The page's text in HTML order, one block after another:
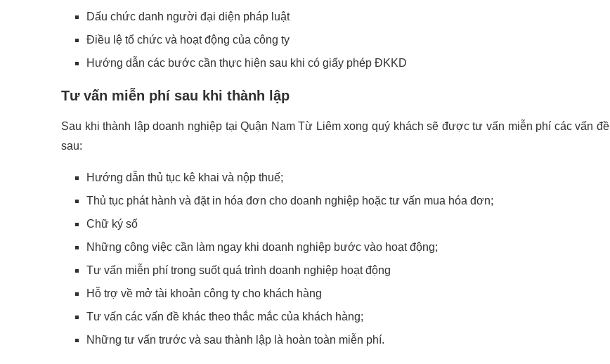
Dấu chức danh người đại diện pháp luật
Điều lệ tổ chức và hoạt động của công ty
Hướng dẫn các bước cần thực hiện sau khi có giấy phép ĐKKD
Tư vấn miễn phí sau khi thành lập
Sau khi thành lập doanh nghiệp tại Quận Nam Từ Liêm xong quý khách sẽ được tư vấn miễn phí các vấn đề
sau:
Hướng dẫn thủ tục kê khai và nộp thuế;
Thủ tục phát hành và đặt in hóa đơn cho doanh nghiệp hoặc tư vấn mua hóa đơn;
Chữ ký số
Những công việc cần làm ngay khi doanh nghiệp bước vào hoạt động;
Tư vấn miễn phí trong suốt quá trình doanh nghiệp hoạt động
Hỗ trợ về mở tài khoản công ty cho khách hàng
Tư vấn các vấn đề khác theo thắc mắc của khách hàng;
Những tư vấn trước và sau thành lập là hoàn toàn miễn phí.